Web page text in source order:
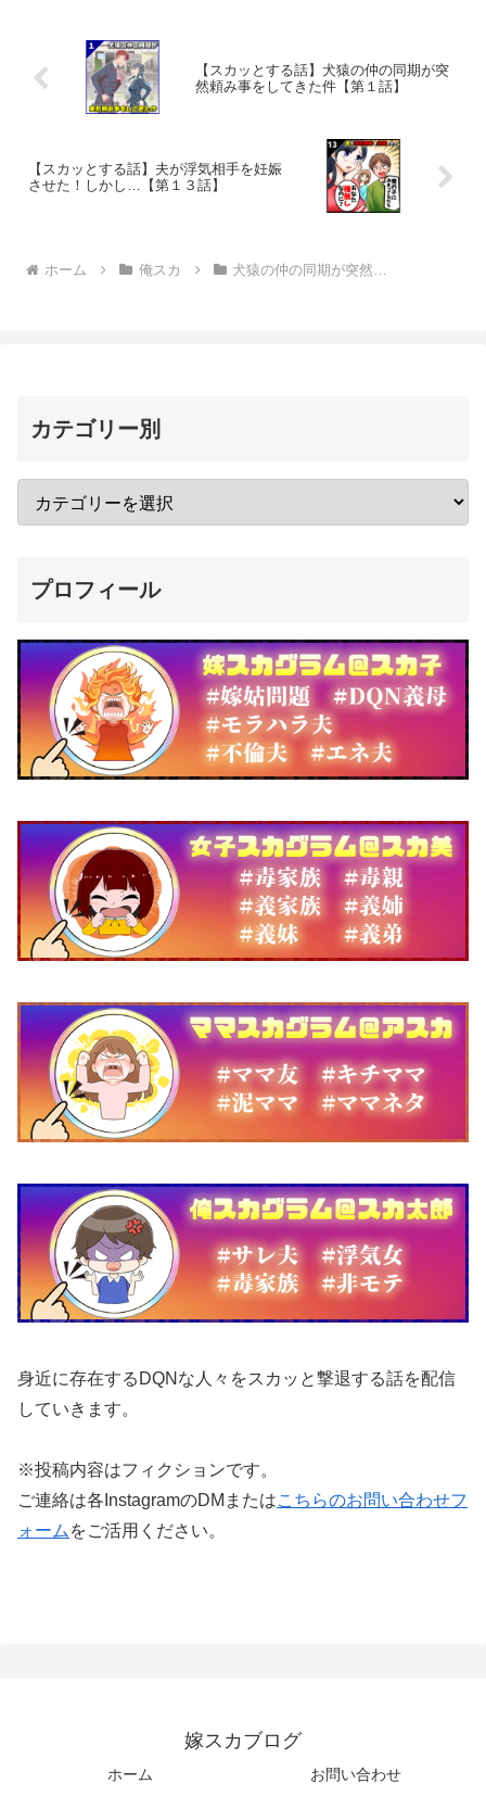
【スカッとする話】犬猿の仲の同期が突
然頼み事をしてきた件【第１話】
【スカッとする話】夫が浮気相手を妊娠
させた！しかし…【第１３話】
ホーム 俺スカ 犬猿の仲の同期が突然…
カテゴリー別
プロフィール
身近に存在するDQNな人々をスカッと撃退する話を配信
していきます。
※投稿内容はフィクションです。
ご連絡は各InstagramのDMまたはこちらのお問い合わせフ
ォーム をご活用ください。
嫁スカブログ
ホーム お問い合わせ